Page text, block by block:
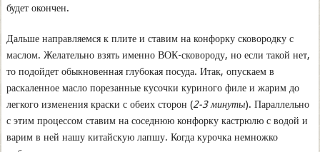
будет окончен.
Дальше направляемся к плите и ставим на конфорку сковородку с
маслом. Желательно взять именно ВОК-сковороду, но если такой нет,
то подойдет обыкновенная глубокая посуда. Итак, опускаем в
раскаленное масло порезанные кусочки куриного филе и жарим до
легкого изменения краски с обеих сторон (2-3 минуты). Параллельно
с этим процессом ставим на соседнюю конфорку кастрюлю с водой и
варим в ней нашу китайскую лапшу. Когда курочка немножко